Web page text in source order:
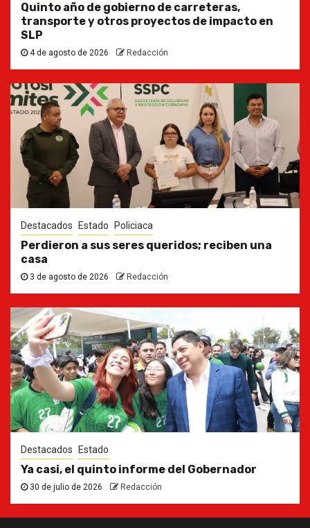
Quinto año de gobierno de carreteras,
transporte y otros proyectos de impacto en
SLP
4 de agosto de 2026 Redacción
Destacados Estado Policiaca
Perdieron a sus seres queridos; reciben una
casa
3 de agosto de 2026 Redacción
Destacados Estado
Ya casi, el quinto informe del Gobernador
30 de julio de 2026 Redacción